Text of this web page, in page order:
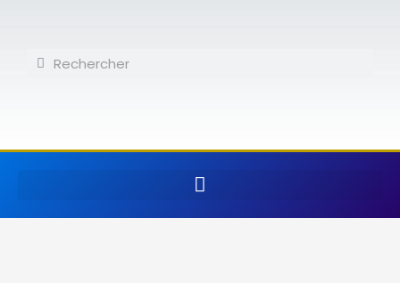
contenuRechercher
Rechercher